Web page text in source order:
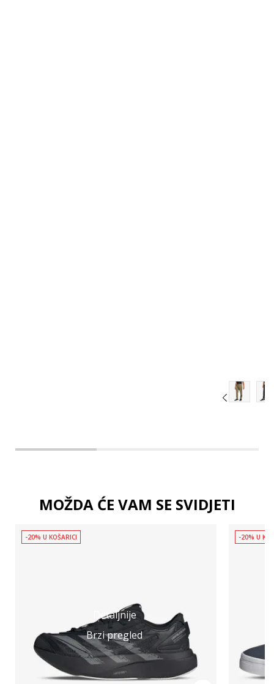
MOŽDA ĆE VAM SE SVIDJETI
Detaljnije
Brzi pregled
-20% U KOŠARICI -20% U